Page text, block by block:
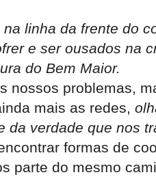
linha da frente do
e ser ousados na
do Bem Maior.
problemas,
mais as redes,
da verdade que nos
formas de
parte do mesmo